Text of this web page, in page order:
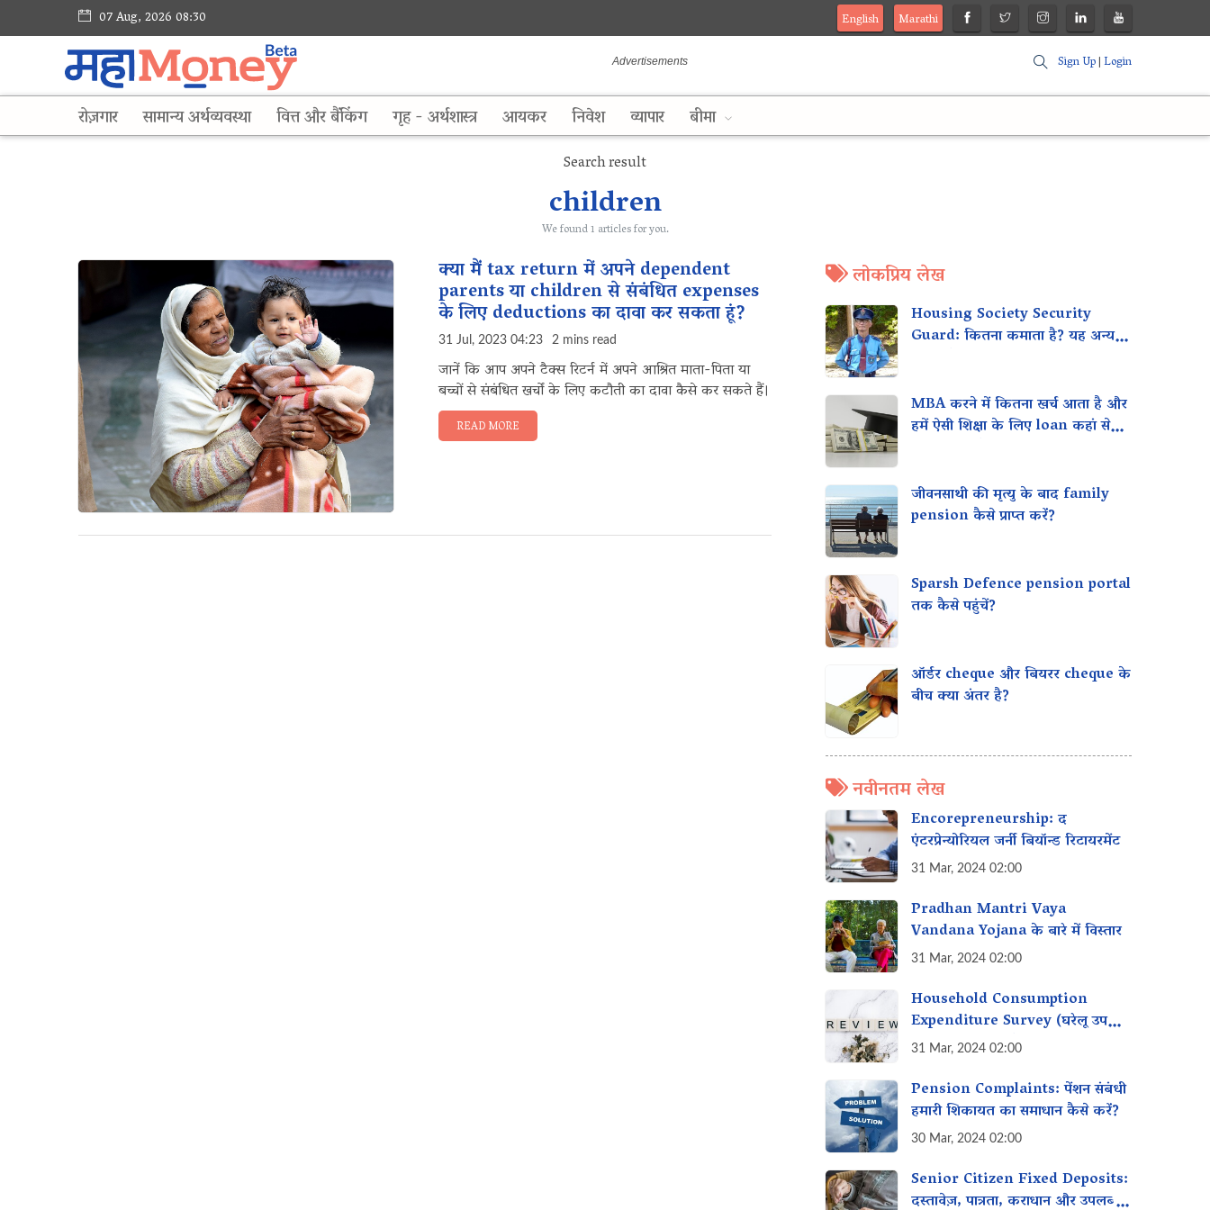
07 Aug, 2026 08:30 English
Marathi
Sign Up|Login
रोज़गार सामान्य अर्थव्यवस्था वित्त और बैंकिंग गृह - अर्थशास्त्र आयकर निवेश व्यापार बीमा
Search result
children
We found 1 articles for you.
क्या मैं tax return में अपने dependent
parents या children से संबंधित expenses
के लिए deductions का दावा कर सकता हूं?
31 Jul, 2023 04:23 2 mins read
जानें कि आप अपने टैक्स रिटर्न में अपने आश्रित माता-पिता या
बच्चों से संबंधित खर्चों के लिए कटौती का दावा कैसे कर सकते हैं।
READ MORE
लोकप्रिय लेख
Housing Society Security
Guard: कितना कमाता है? यह अन्य
MBA करने में कितना खर्च आता है और
हमें ऐसी शिक्षा के लिए loan कहां से
जीवनसाथी की मृत्यु के बाद family
pension कैसे प्राप्त करें?
Sparsh Defence pension portal
तक कैसे पहुंचें?
ऑर्डर cheque और बियरर cheque के
बीच क्या अंतर है?
नवीनतम लेख
Encorepreneurship: द
एंटरप्रेन्योरियल जर्नी बियॉन्ड रिटायरमेंट
31 Mar, 2024 02:00
Pradhan Mantri Vaya
Vandana Yojana के बारे में विस्तार
31 Mar, 2024 02:00
Household Consumption
Expenditure Survey (घरेलू उपभोग
व्यय सर्वेक्षण) क्या है?
31 Mar, 2024 02:00
Pension Complaints: पेंशन संबंधी
हमारी शिकायत का समाधान कैसे करें?
30 Mar, 2024 02:00
Senior Citizen Fixed Deposits:
दस्तावेज़, पात्रता, कराधान और उपलब्ध